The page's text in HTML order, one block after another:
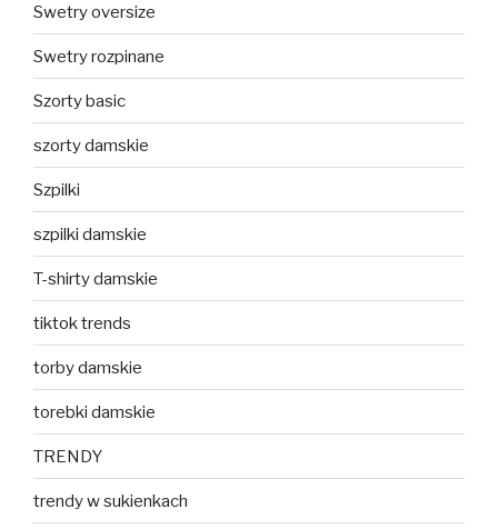
Swetry oversize
Swetry rozpinane
Szorty basic
szorty damskie
Szpilki
szpilki damskie
T-shirty damskie
tiktok trends
torby damskie
torebki damskie
TRENDY
trendy w sukienkach